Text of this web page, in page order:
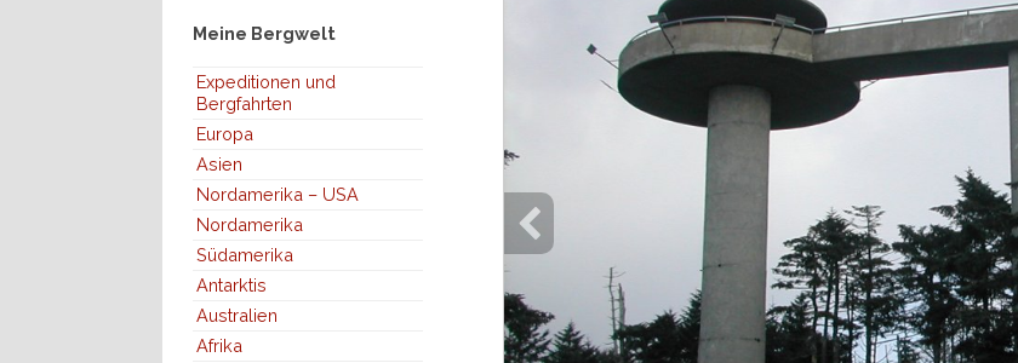
Meine Bergwelt
Expeditionen und
Bergfahrten
Europa
Asien
Nordamerika – USA
Nordamerika
Südamerika
Antarktis
Australien
Afrika